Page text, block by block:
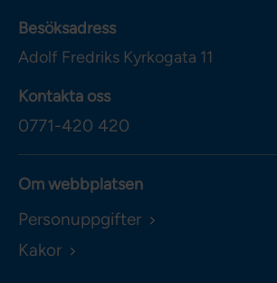
Besöksadress
Adolf Fredriks Kyrkogata 11
Kontakta oss
0771-420 420
Om webbplatsen
Personuppgifter
Kakor